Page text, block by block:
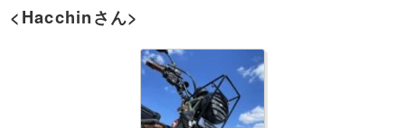
<Hacchinさん>